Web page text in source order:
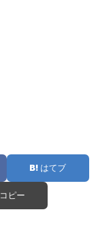
はてブ
コピー